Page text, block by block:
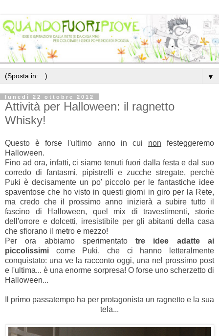
▼
lunedì 22 ottobre 2012
Attività per Halloween: il ragnetto
Whisky!
Questo è forse l'ultimo anno in cui non festeggeremo
Halloween.
Fino ad ora, infatti, ci siamo tenuti fuori dalla festa e dal suo
corredo di fantasmi, pipistrelli e zucche stregate, perchè
Puki è decisamente un po' piccolo per le fantastiche idee
spaventose che ho visto in questi giorni in giro per la Rete,
ma credo che il prossimo anno inizierà a subire tutto il
fascino di Halloween, quel mix di travestimenti, storie
dell'orrore e dolcetti, irresistibile per gli abitanti della casa
che sfiorano il metro e mezzo!
Per ora abbiamo sperimentatotre idee adatte ai
piccolissimi come Puki, che ci hanno letteralmente
conquistato: una ve la racconto oggi, una nel prossimo post
e l'ultima... è una enorme sorpresa! O forse uno scherzetto di
Halloween...
Il primo passatempo ha per protagonista un ragnetto e la sua
tela...